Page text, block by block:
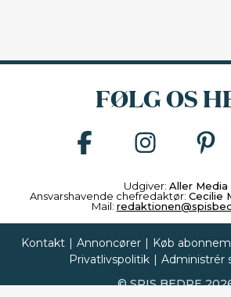
FØLG OS
Udgiver: Aller Media
Ansvarshavende chefredaktør: Cecilie
Mail:
Kontakt | Annoncører | Køb
Privatlivspolitik | Administrér
©SPIS BEDRE